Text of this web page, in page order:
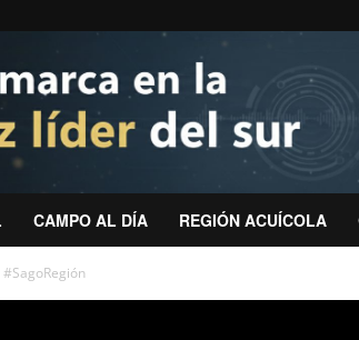
CAMPO AL DÍA REGIÓN ACUÍCOLA